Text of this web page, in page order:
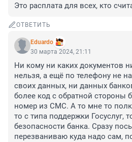
Это расплата для всех, кто
ОТВЕТИТЬ
Eduardo
30 марта 2024, 21:11
Ни кому ни каких документов
нельзя, а ещё по телефону не
своих данных, ни данных
более код с обратной стороны
номер из СМС. А то мне то
то с типа поддержки Госуслуг,
безопасности банка. Сразу
перезваниваю куда надо сам,